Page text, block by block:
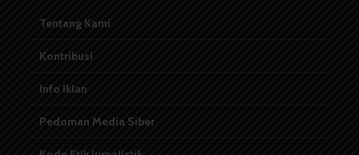
Tentang Kami
Kontribusi
Info Iklan
Pedoman Media Siber